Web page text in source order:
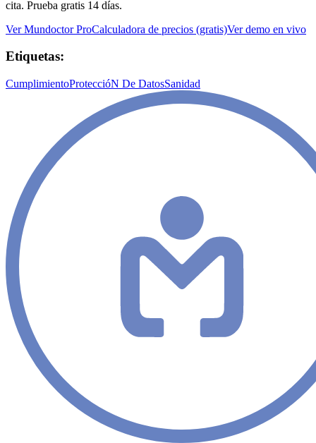
cita. Prueba gratis 14 días.
Ver Mundoctor ProCalculadora de precios (gratis)Ver demo en vivo
Etiquetas:
CumplimientoProteccióN De DatosSanidad